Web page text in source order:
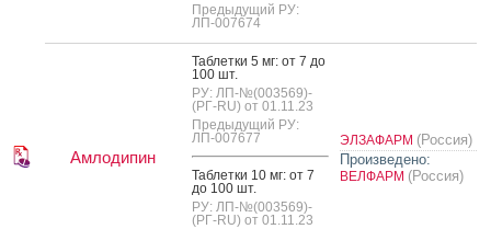
Предыдущий РУ:
ЛП-007674
Амлодипин
Таб­летки 5 мг: от 7 до
100 шт.
РУ: ЛП-№(003569)-
(РГ-RU) от 01.11.23
Предыдущий РУ:
ЛП-007677
Таб­летки 10 мг: от 7
до 100 шт.
РУ: ЛП-№(003569)-
(РГ-RU) от 01.11.23
ЭЛЗАФАРМ (Россия)
Произведено:
ВЕЛФАРМ (Россия)